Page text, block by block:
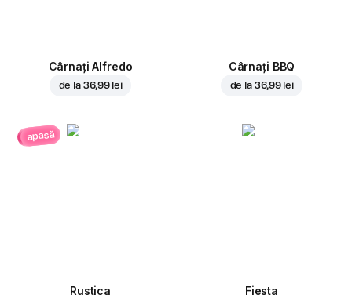
Cârnați Alfredo
de la 36,99 lei
Cârnați BBQ
de la 36,99 lei
apasă
Rustica Fiesta